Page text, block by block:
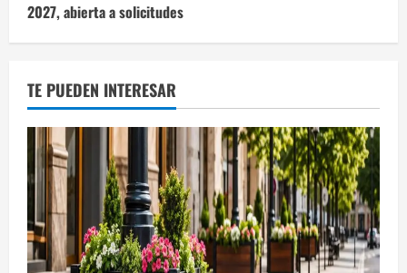
2027, abierta a solicitudes
TE PUEDEN INTERESAR